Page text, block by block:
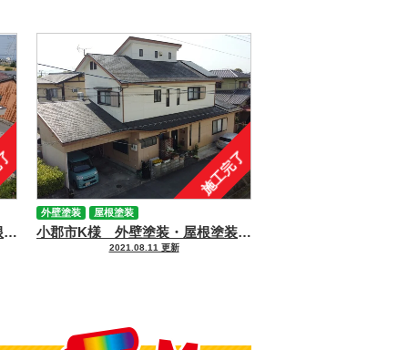
久留米市K様邸 外壁塗装・屋根塗装
施工完了
小郡市K様 外壁塗装・屋根塗装🏠
2021.08.11 更新
外壁塗装 屋根塗装